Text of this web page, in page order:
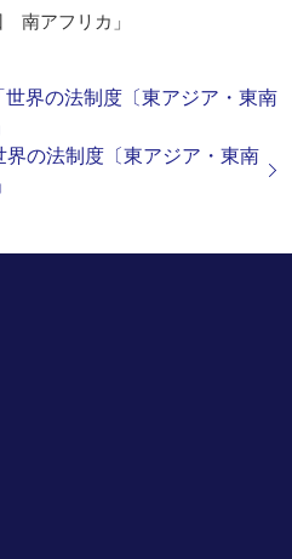
南アフリカ」
界の法制度〔東アジア・東南
の法制度〔東アジア・東南